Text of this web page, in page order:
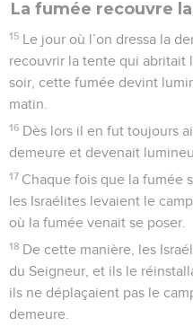
La fumée recouvre
15 Le jour où l’on dressa la
recouvrir la tente qui abritait
soir, cette fumée devint
matin.
16 Dès lors il en fut toujours
demeure et devenait
17 Chaque fois que la fumée
les Israélites levaient le
où la fumée venait se poser.
18 De cette manière, les
du Seigneur, et ils le
ils ne déplaçaient pas le
demeure.